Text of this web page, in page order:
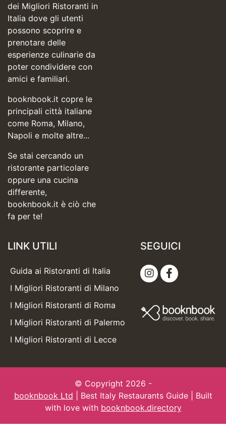
dei Migliori Ristoranti in
Italia dove gli utenti
possono scoprire e
prenotare delle
esperienze culinarie da
poter condividere con
amici e familiari.
booknbook.it copre le
principali città italiane
come Roma, Milano,
Napoli e molte altre...
Se stai cercando un
ristorante particolare
oppure una cucina
differente,
booknbook.it è ciò che
fa per te!
LINK UTILI
Guida ai Ristoranti di Italia
I Migliori Ristoranti di Milano
I Migliori Ristoranti di Roma
I Migliori Ristoranti di Palermo
I Migliori Ristoranti di Lecce
SEGUICI
© Copyright 2026 -
booknbook Ltd | Best Italy Restaurants Guide | Built
with love with booknbook.directory